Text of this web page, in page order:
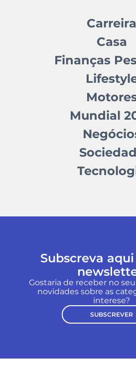
Carreira
Casa
Finanças
Mundial
Subscreva aqui
Gostaria de receber no
novidades sobre as
interese?
SUBSCREVER